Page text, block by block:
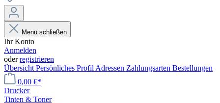
Menü schließen
Ihr Konto
Anmelden
oderregistrieren
Übersicht Persönliches Profil Adressen Zahlungsarten Bestellungen
0,00 €*
Drucker
Tinten & Toner